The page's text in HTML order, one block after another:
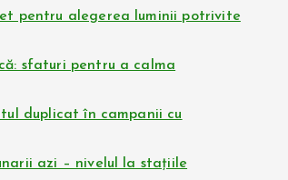
pentru alegerea luminii potrivite
sfaturi pentru a calma
duplicat în campanii cu
azi – nivelul la stațiile